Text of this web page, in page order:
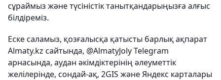
сұраймыз және түсіністік танытқандарыңызға алғыс
білдіреміз.
Еске саламыз, қозғалысқа қатысты барлық ақпарат
Almaty.kz сайтында, @AlmatyJoly Telegram
арнасында, аудан әкімдіктерінің әлеуметтік
желілерінде, сондай-ақ, 2GIS және Яндекс карталары